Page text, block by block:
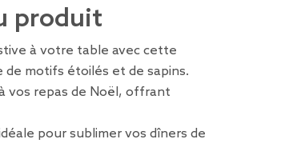
produit
à votre table avec cette
motifs étoilés et de sapins.
vos repas de Noël, offrant
pour sublimer vos dîners de